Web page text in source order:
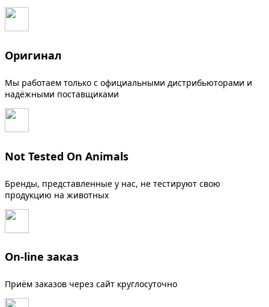
Оригинал
Мы работаем только с официальными дистрибьюторами и
надёжными поставщиками
Not Tested On Animals
Бренды, представленные у нас, не тестируют свою
продукцию на животных
On-line заказ
Приём заказов через сайт круглосуточно